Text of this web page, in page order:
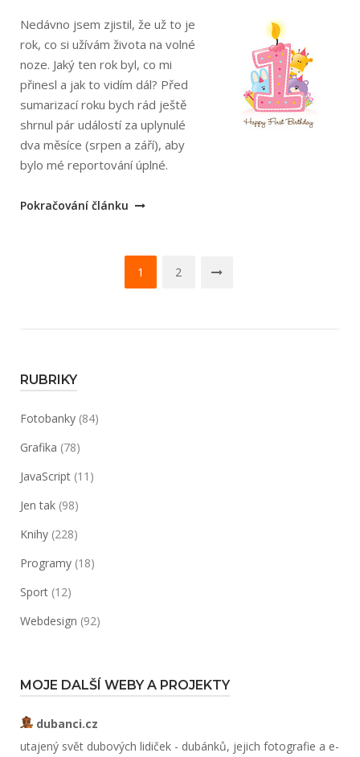
Nedávno jsem zjistil, že už to je
rok, co si užívám života na volné
noze. Jaký ten rok byl, co mi
přinesl a jak to vidím dál? Před
sumarizací roku bych rád ještě
shrnul pár událostí za uplynulé
dva měsíce (srpen a září), aby
bylo mé reportování úplné.
„Už
Pokračování článku
1 2
RUBRIKY
Fotobanky (84)
Grafika (78)
JavaScript (11)
Jen tak (98)
Knihy (228)
Programy (18)
Sport (12)
Webdesign (92)
MOJE DALŠÍ WEBY A PROJEKTY
dubanci.cz
utajený svět dubových lidiček - dubánků, jejich fotografie a e-